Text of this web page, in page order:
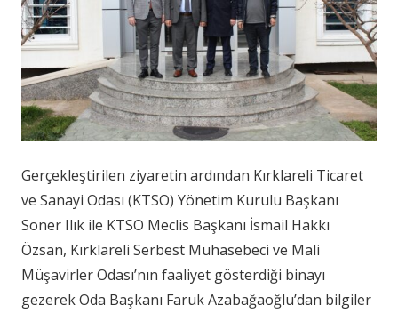
Gerçekleştirilen ziyaretin ardından Kırklareli Ticaret
ve Sanayi Odası (KTSO) Yönetim Kurulu Başkanı
Soner Ilık ile KTSO Meclis Başkanı İsmail Hakkı
Özsan, Kırklareli Serbest Muhasebeci ve Mali
Müşavirler Odası’nın faaliyet gösterdiği binayı
gezerek Oda Başkanı Faruk Azabağaoğlu’dan bilgiler